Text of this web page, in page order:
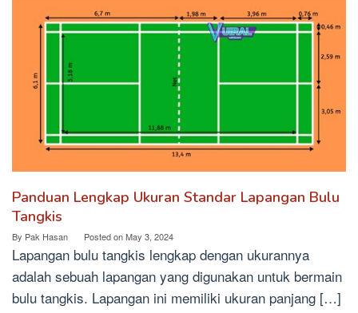
Panduan Lengkap Ukuran Standar Lapangan Bulu
Tangkis
By Pak Hasan Posted onMay 3, 2024
Lapangan bulu tangkis lengkap dengan ukurannya
adalah sebuah lapangan yang digunakan untuk bermain
bulu tangkis. Lapangan ini memiliki ukuran panjang […]